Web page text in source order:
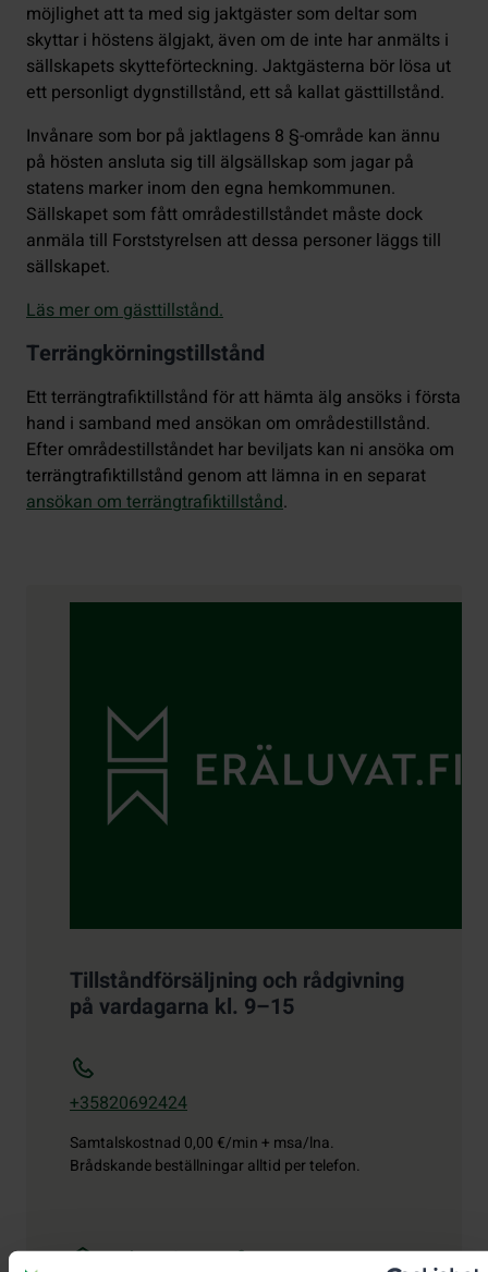
möjlighet att ta med sig jaktgäster som deltar som
skyttar i höstens älgjakt, även om de inte har anmälts i
sällskapets skytteförteckning. Jaktgästerna bör lösa ut
ett personligt dygnstillstånd, ett så kallat gästtillstånd.
Invånare som bor på jaktlagens 8 §-område kan ännu
på hösten ansluta sig till älgsällskap som jagar på
statens marker inom den egna hemkommunen.
Sällskapet som fått områdestillståndet måste dock
anmäla till Forststyrelsen att dessa personer läggs till
sällskapet.
Läs mer om gästtillstånd.
Terrängkörningstillstånd
Ett terrängtrafiktillstånd för att hämta älg ansöks i första
hand i samband med ansökan om områdestillstånd.
Efter områdestillståndet har beviljats kan ni ansöka om
terrängtrafiktillstånd genom att lämna in en separat
ansökan om terrängtrafiktillstånd.
Tillståndförsäljning och rådgivning
på vardagarna kl. 9–15
+35820692424
Samtalskostnad 0,00 €/min + msa/lna.
Brådskande beställningar alltid per telefon.
eraluvat@metsa.fi